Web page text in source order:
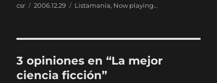
Autor
csr
Publicado
2006.12.29 Categorías
Listamanía, Now playing...
3 opiniones en “La mejor
ciencia ficción”